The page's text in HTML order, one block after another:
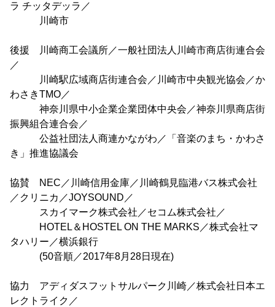
ラ チッタデッラ／
川崎市
後援 川崎商工会議所／一般社団法人川崎市商店街連合会
／
川崎駅広域商店街連合会／川崎市中央観光協会／か
わさきTMO／
神奈川県中小企業企業団体中央会／神奈川県商店街
振興組合連合会／
公益社団法人商連かながわ／「音楽のまち・かわさ
き」推進協議会
協賛 NEC／川崎信用金庫／川崎鶴見臨港バス株式会社
／クリニカ／JOYSOUND／
スカイマーク株式会社／セコム株式会社／
HOTEL＆HOSTEL ON THE MARKS／株式会社マ
タハリー／横浜銀行
(50音順／2017年8月28日現在)
協力 アディダスフットサルパーク川崎／株式会社日本エ
レクトライク／